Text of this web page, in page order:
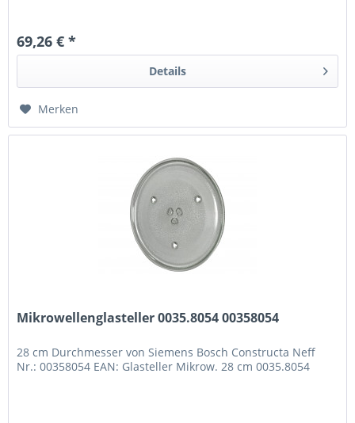
69,26 € *
Details
Merken
Mikrowellenglasteller 0035.8054 00358054
28 cm Durchmesser von Siemens Bosch Constructa Neff
Nr.: 00358054 EAN: Glasteller Mikrow. 28 cm 0035.8054